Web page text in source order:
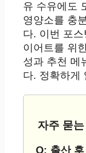
유 수유에도
영양소를 충
다. 이번 포
이어트를 위
성과 추천 메
다. 정확하게
자주 묻
Q: 출산 후